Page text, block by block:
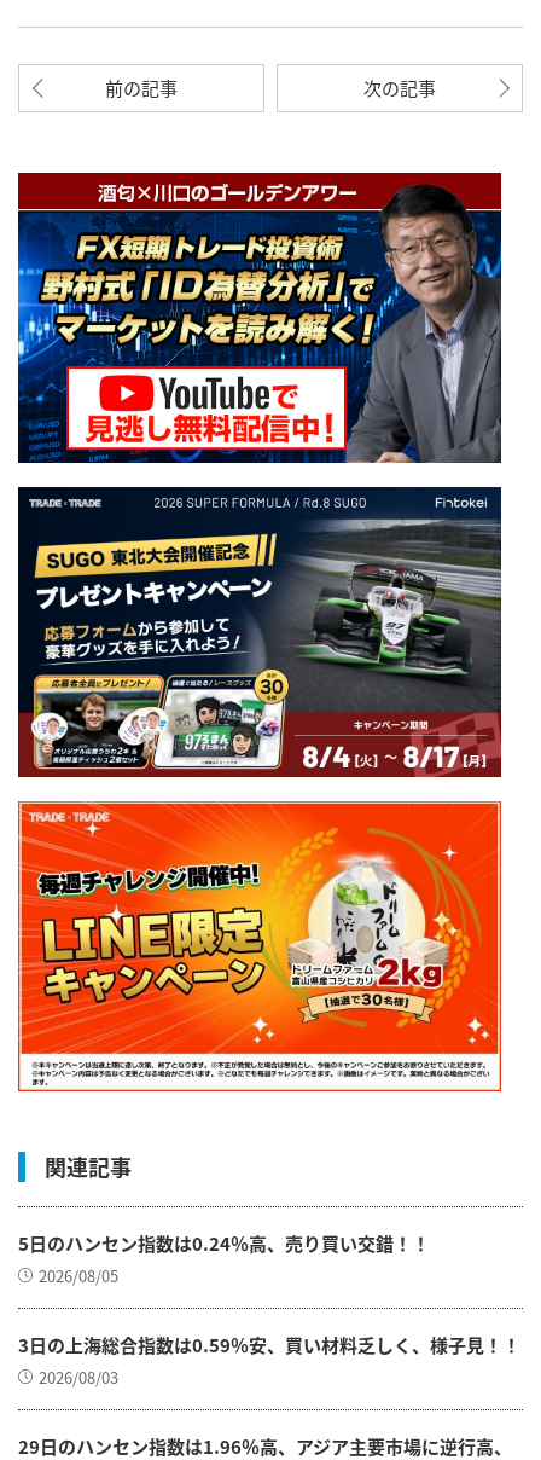
前の記事 次の記事
関連記事
5日のハンセン指数は0.24％高、売り買い交錯！！
2026/08/05
3日の上海総合指数は0.59％安、買い材料乏しく、様子見！！
2026/08/03
29日のハンセン指数は1.96％高、アジア主要市場に逆行高、